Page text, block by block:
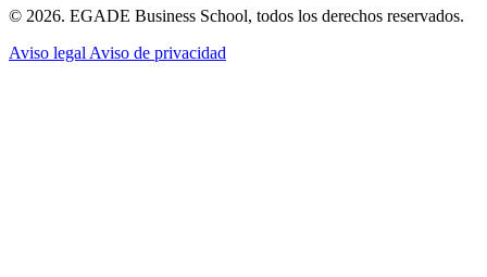
© 2026. EGADE Business School, todos los derechos reservados.
Aviso legal Aviso de privacidad